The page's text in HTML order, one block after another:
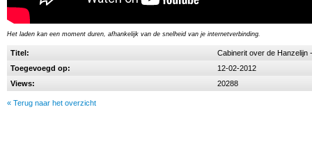
Het laden kan een moment duren, afhankelijk van de snelheid van je internetverbinding.
Titel:
Cabinerit over de Hanzelijn
Toegevoegd op:
12-02-2012
Views:
20288
« Terug naar het overzicht